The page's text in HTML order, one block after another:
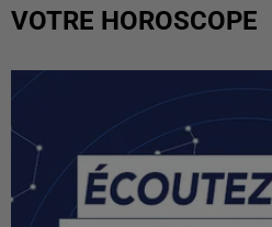
VOTRE HOROSCOPE